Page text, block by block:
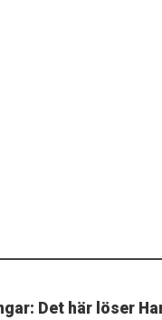
Det här löser